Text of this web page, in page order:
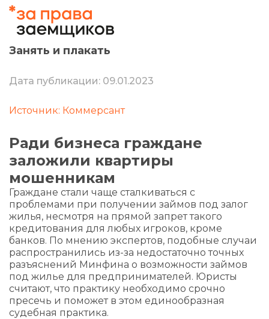
Занять и плакать
Дата публикации: 09.01.2023
Источник: Коммерсант
Ради бизнеса граждане
заложили квартиры
мошенникам
Граждане стали чаще сталкиваться с
проблемами при получении займов под залог
жилья, несмотря на прямой запрет такого
кредитования для любых игроков, кроме
банков. По мнению экспертов, подобные случаи
распространились из-за недостаточно точных
разъяснений Минфина о возможности займов
под жилье для предпринимателей. Юристы
считают, что практику необходимо срочно
пресечь и поможет в этом единообразная
судебная практика.